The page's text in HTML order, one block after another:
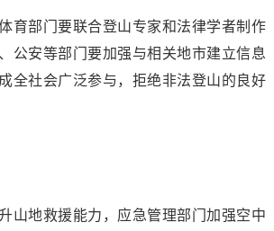
育部门要联合登山专家和法律学者制作
公安等部门要加强与相关地市建立信息
全社会广泛参与，拒绝非法登山的良好
山地救援能力，应急管理部门加强空中